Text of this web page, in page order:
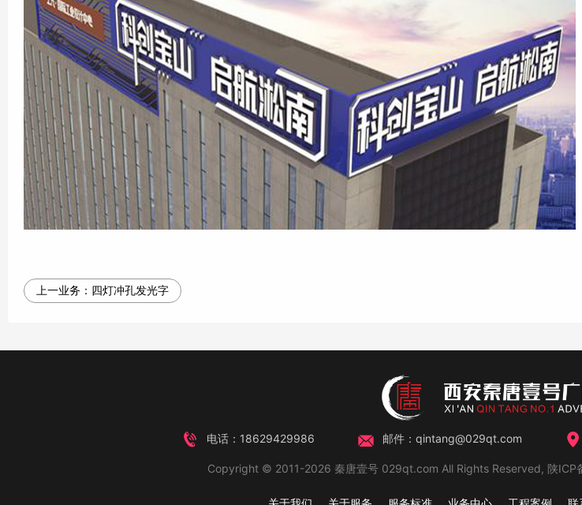
上一业务： 四灯冲孔发光字
电话：18629429986 邮件：qintang@029qt.com
Copyright © 2011-2026 秦唐壹号 029qt.com All Rights Reserved, 陕ICP